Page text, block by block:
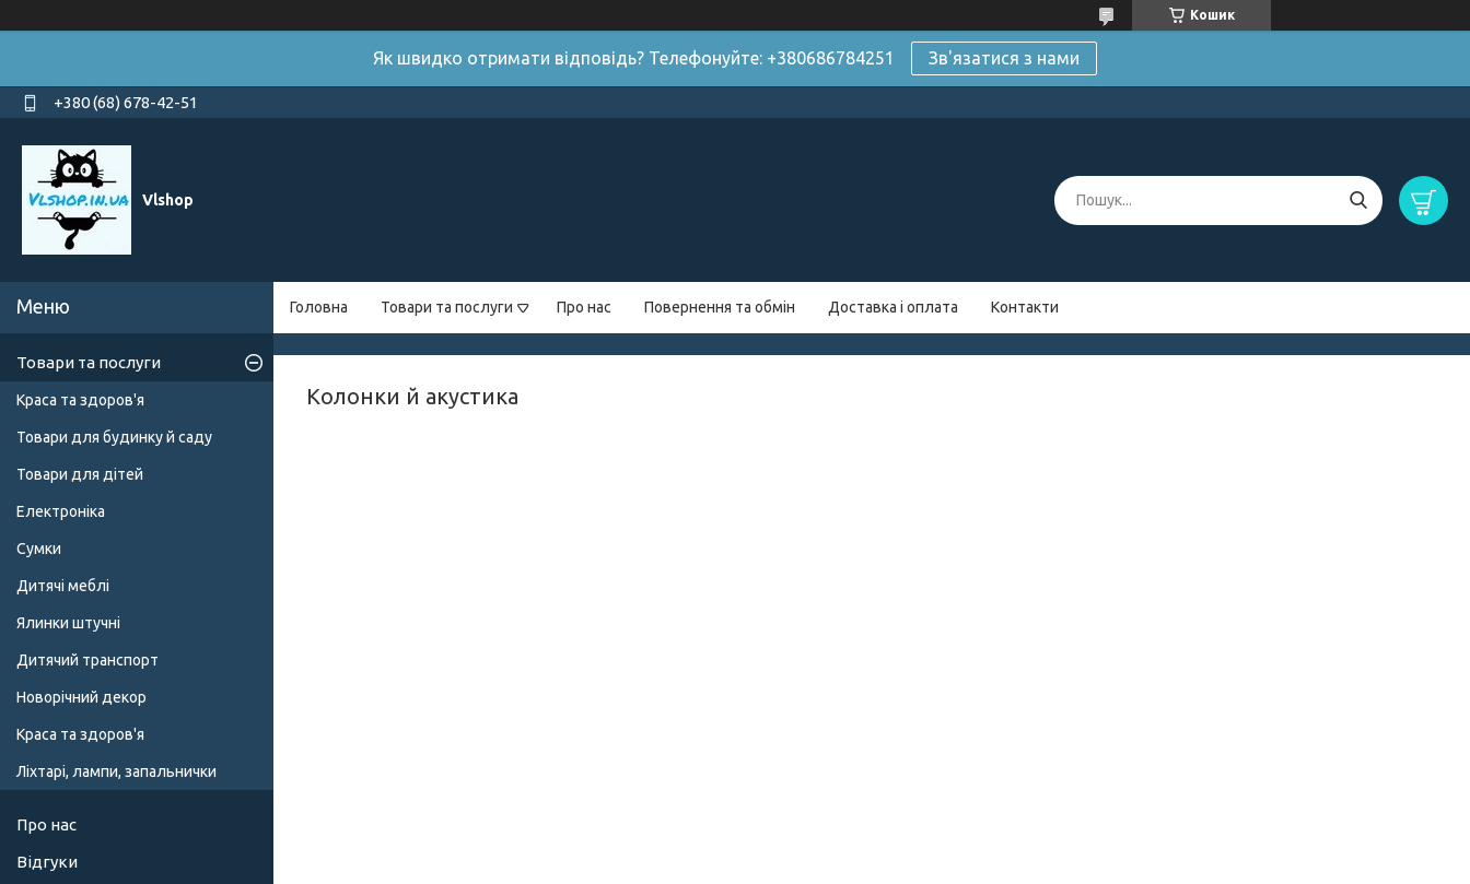
Кошик
Як швидко отримати відповідь? Телефонуйте: +380686784251 Зв'язатися з нами
+380 (68) 678-42-51
Vlshop
Головна Товари та послуги Про нас Повернення та обмін Доставка і оплата Контакти
Колонки й акустика
Товари та послуги
Краса та здоров'я
Товари для будинку й саду
Товари для дітей
Електроніка
Сумки
Дитячі меблі
Ялинки штучні
Дитячий транспорт
Новорічний декор
Краса та здоров'я
Ліхтарі, лампи, запальнички
Про нас
Відгуки